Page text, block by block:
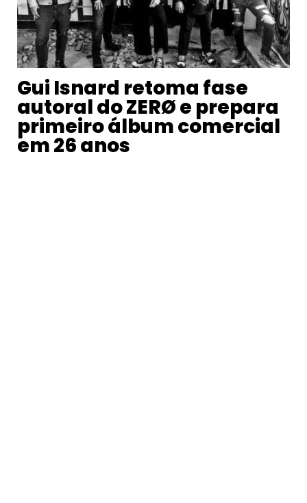
Gui Isnard retoma fase
autoral do ZERØ e prepara
primeiro álbum comercial
em 26 anos